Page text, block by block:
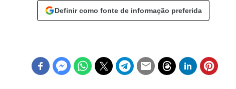
Definir como fonte de informação preferida